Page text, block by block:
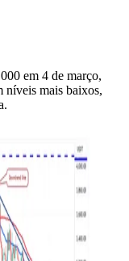
em 4 de março,
níveis mais baixos,